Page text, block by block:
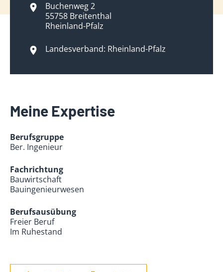
Buchenweg 2
55758 Breitenthal
Rheinland-Pfalz
Landesverband: Rheinland-Pfalz
Meine Expertise
Berufsgruppe
Ber. Ingenieur
Fachrichtung
Bauwirtschaft
Bauingenieurwesen
Berufsausübung
Freier Beruf
Im Ruhestand